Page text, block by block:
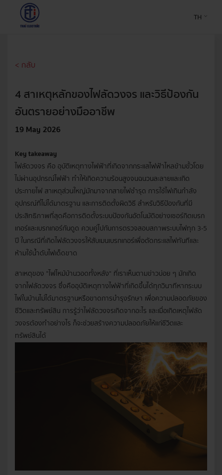
TH
< กลับ
4 สาเหตุหลักของไฟลัดวงจร และวิธีป้องกัน
อันตรายอย่างมืออาชีพ
19 May 2026
Key takeaway
ไฟลัดวงจร คือ อุบัติเหตุทางไฟฟ้าที่เกิดจากกระแสไฟฟ้าไหลข้ามขั้วโดย
ไม่ผ่านอุปกรณ์ไฟฟ้า ทำให้เกิดความร้อนสูงจนฉนวนละลายและเกิด
ประกายไฟ สาเหตุส่วนใหญ่มักมาจากสายไฟชำรุด การใช้ไฟเกินกำลัง
อุปกรณ์ที่ไม่ได้มาตรฐาน และการติดตั้งผิดวิธี สำหรับวิธีป้องกันที่มี
ประสิทธิภาพที่สุดคือการติดตั้งระบบป้องกันอัตโนมัติอย่างเซอร์กิตเบรก
เกอร์และเบรกเกอร์กันดูด ควบคู่ไปกับการตรวจสอบสภาพระบบไฟทุก 3-5
ปี ในกรณีที่เกิดไฟลัดวงจรให้สับเมนเบรกเกอร์เพื่อตัดกระแสไฟทันทีและ
ห้ามใช้น้ำดับไฟเด็ดขาด
สาเหตุของ "ไฟไหม้บ้านวอดทั้งหลัง" ที่เราเห็นตามข่าวบ่อย ๆ มักเกิด
จากไฟลัดวงจร ซึ่งคืออุบัติเหตุทางไฟฟ้าที่เกิดขึ้นได้ทุกวินาทีหากระบบ
ไฟในบ้านไม่ได้มาตรฐานหรือขาดการบำรุงรักษา เพื่อความปลอดภัยของ
ชีวิตและทรัพย์สิน การรู้ว่าไฟลัดวงจรเกิดจากอะไร และเมื่อเกิดเหตุไฟลัด
วงจรต้องทําอย่างไร ก็จะช่วยสร้างความปลอดภัยให้แก่ชีวิตและ
ทรัพย์สินได้